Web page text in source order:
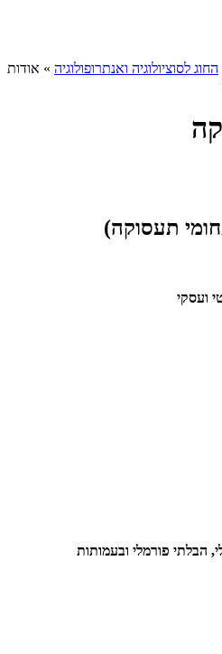
החוג לסוציולוגיה ואנתרופולוגיה » אודות
תעסוקה)
ועסקי
הבלתי פורמלי ובעמותות